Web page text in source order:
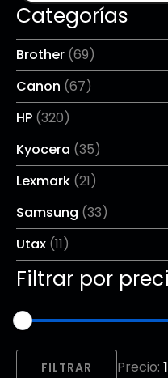
Categorías
Brother (69)
Canon (67)
HP (320)
Kyocera (35)
Lexmark (21)
Samsung (33)
Utax (11)
Filtrar por
Precio
mínimo
Precio
máximo
FILTRAR Precio: